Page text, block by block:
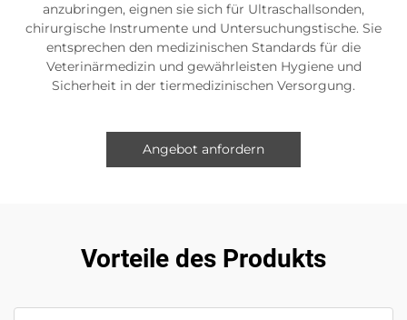
anzubringen, eignen sie sich für Ultraschallsonden,
chirurgische Instrumente und Untersuchungstische. Sie
entsprechen den medizinischen Standards für die
Veterinärmedizin und gewährleisten Hygiene und
Sicherheit in der tiermedizinischen Versorgung.
Angebot anfordern
Vorteile des Produkts